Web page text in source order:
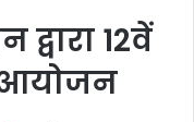
12वें
आयोजन